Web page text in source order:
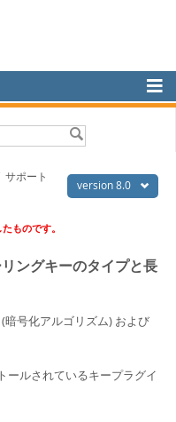
version 8.0
サポート
ものです。
ングキーのタイプと長
号化アルゴリズム) および
ールされているキープラグイ